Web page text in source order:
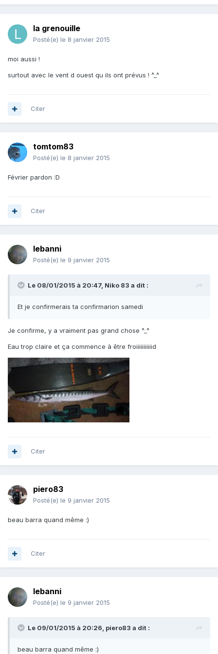
la grenouille
Posté(e) le 8 janvier 2015
moi aussi !
surtout avec le vent d ouest qu ils ont prévus ! ^_^
Citer
tomtom83
Posté(e) le 8 janvier 2015
Février pardon :D
Citer
lebanni
Posté(e) le 9 janvier 2015
Le 08/01/2015 à 20:47, Niko 83 a dit :
Et je confirmerais ta confirmarion samedi
Je confirme, y a vraiment pas grand chose ^_^
Eau trop claire et ça commence à être froiiiiiiiiiiid
Citer
piero83
Posté(e) le 9 janvier 2015
beau barra quand même :)
Citer
lebanni
Posté(e) le 9 janvier 2015
Le 09/01/2015 à 20:26, piero83 a dit :
beau barra quand même :)